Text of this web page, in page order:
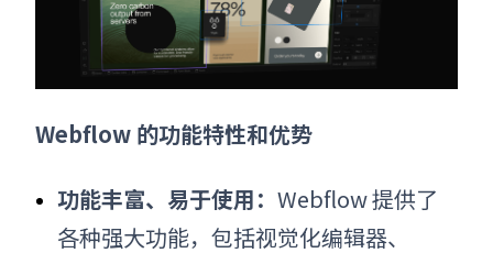
Webflow 的功能特性和优势
功能丰富、易于使用： Webflow 提供了
各种强大功能，包括视觉化编辑器、